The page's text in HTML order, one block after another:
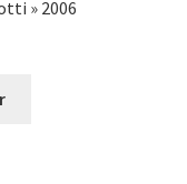
» 2006